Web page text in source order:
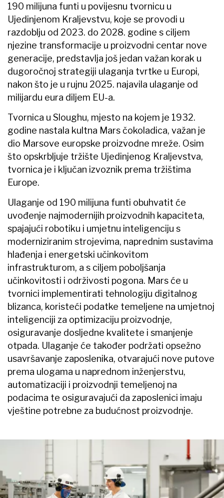
190 milijuna funti u povijesnu tvornicu u
Ujedinjenom Kraljevstvu, koje se provodi u
razdoblju od 2023. do 2028. godine s ciljem
njezine transformacije u proizvodni centar nove
generacije, predstavlja još jedan važan korak u
dugoročnoj strategiji ulaganja tvrtke u Europi,
nakon što je u rujnu 2025. najavila ulaganje od
milijardu eura diljem EU-a.
Tvornica u Sloughu, mjesto na kojem je 1932.
godine nastala kultna Mars čokoladica, važan je
dio Marsove europske proizvodne mreže. Osim
što opskrbljuje tržište Ujedinjenog Kraljevstva,
tvornica je i ključan izvoznik prema tržištima
Europe.
Ulaganje od 190 milijuna funti obuhvatit će
uvođenje najmodernijih proizvodnih kapaciteta,
spajajući robotiku i umjetnu inteligenciju s
moderniziranim strojevima, naprednim sustavima
hlađenja i energetski učinkovitom
infrastrukturom, a s ciljem poboljšanja
učinkovitosti i održivosti pogona. Mars će u
tvornici implementirati tehnologiju digitalnog
blizanca, koristeći podatke temeljene na umjetnoj
inteligenciji za optimizaciju proizvodnje,
osiguravanje dosljedne kvalitete i smanjenje
otpada. Ulaganje će također podržati opsežno
usavršavanje zaposlenika, otvarajući nove putove
prema ulogama u naprednom inženjerstvu,
automatizaciji i proizvodnji temeljenoj na
podacima te osiguravajući da zaposlenici imaju
vještine potrebne za budućnost proizvodnje.